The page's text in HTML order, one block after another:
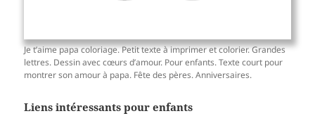
Je t’aime papa coloriage. Petit texte à imprimer et colorier. Grandes
lettres. Dessin avec cœurs d’amour. Pour enfants. Texte court pour
montrer son amour à papa. Fête des pères. Anniversaires.
Liens intéressants pour enfants